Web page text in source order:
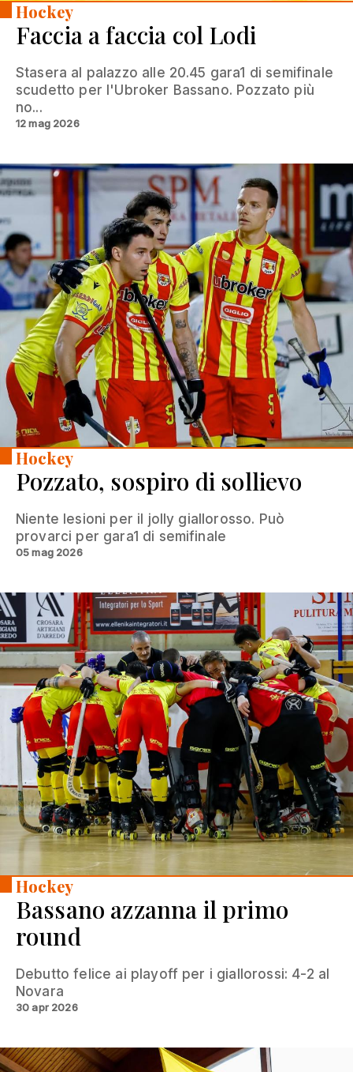
Hockey
Faccia a faccia col Lodi
Stasera al palazzo alle 20.45 gara1 di semifinale
scudetto per l'Ubroker Bassano. Pozzato più
no...
12 mag 2026
Hockey
Pozzato, sospiro di sollievo
Niente lesioni per il jolly giallorosso. Può
provarci per gara1 di semifinale
05 mag 2026
Hockey
Bassano azzanna il primo
round
Debutto felice ai playoff per i giallorossi: 4-2 al
Novara
30 apr 2026